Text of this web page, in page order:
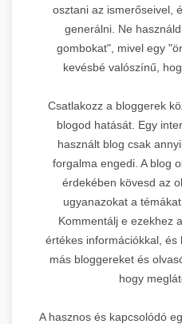
osztani az ismerőseivel,
generálni. Ne
gombokat", mivel egy
kevésbé valószínű,
Csatlakozz a bloggerek
blogod hatását. Egy
használt blog csak
forgalma engedi. A blog
érdekében kövesd az
ugyanazokat a
Kommentálj e ezekhez
értékes információkkal, és
más bloggereket és
hogy
A hasznos és kapcsolódó